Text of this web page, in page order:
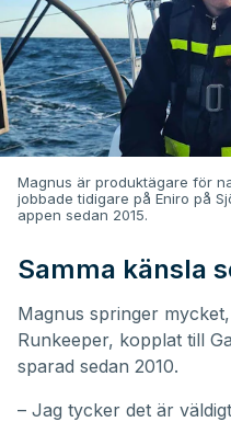
Magnus är produktägare för
jobbade tidigare på Eniro på
appen sedan 2015.
Samma känsla
Magnus springer
Runkeeper, kopplat till
sparad sedan 2010.
– Jag tycker det är